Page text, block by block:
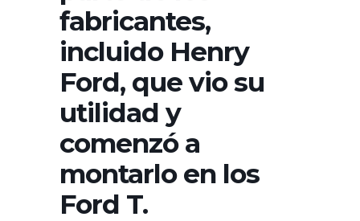
fabricantes,
incluido Henry
Ford, que vio su
utilidad y
comenzó a
montarlo en los
Ford T.